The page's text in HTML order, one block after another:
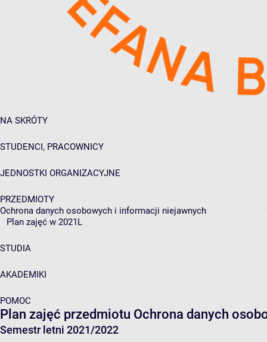
NA SKRÓTY
STUDENCI, PRACOWNICY
JEDNOSTKI ORGANIZACYJNE
PRZEDMIOTY
Ochrona danych osobowych i informacji niejawnych
Plan zajęć w 2021L
STUDIA
AKADEMIKI
POMOC
Plan zajęć przedmiotu Ochrona danych
Semestr letni 2021/2022